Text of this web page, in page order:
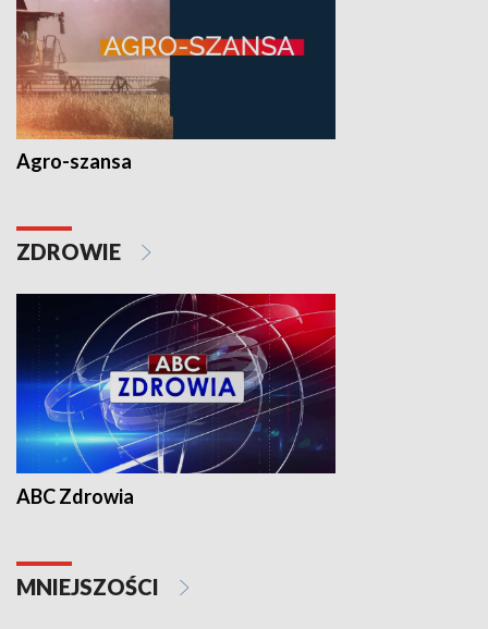
Agro-szansa
ZDROWIE
ABC Zdrowia
MNIEJSZOŚCI